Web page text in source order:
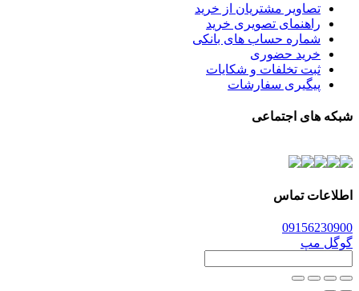
تصاویر مشتریان از خرید
راهنمای تصویری خرید
شماره حساب های بانکی
خرید حضوری
ثبت تخلفات و شکایات
پیگیری سفارشات
شبکه های اجتماعی
اطلاعات تماس
09156230900
گوگل مپ